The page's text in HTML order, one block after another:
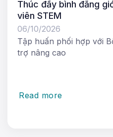
Thúc đẩy bình đẳng
viên STEM
06/10/2026
Tập huấn phối hợp với
trợ nâng cao
Read more